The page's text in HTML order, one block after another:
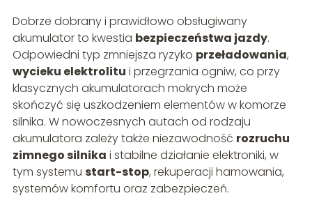
Dobrze dobrany i prawidłowo obsługiwany
akumulator to kwestia bezpieczeństwa jazdy.
Odpowiedni typ zmniejsza ryzyko przeładowania,
wycieku elektrolitu i przegrzania ogniw, co przy
klasycznych akumulatorach mokrych może
skończyć się uszkodzeniem elementów w komorze
silnika. W nowoczesnych autach od rodzaju
akumulatora zależy także niezawodność rozruchu
zimnego silnika i stabilne działanie elektroniki, w
tym systemu start-stop, rekuperacji hamowania,
systemów komfortu oraz zabezpieczeń.